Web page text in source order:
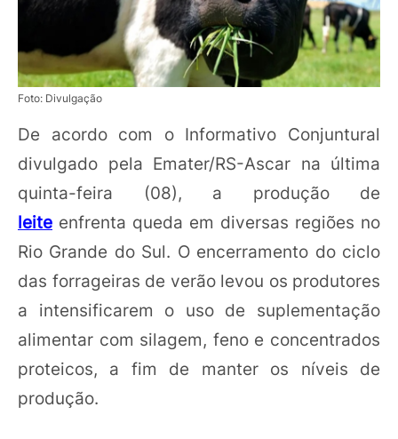
Foto: Divulgação
De acordo com o Informativo Conjuntural
divulgado pela Emater/RS-Ascar na última
quinta-feira (08), a produção de
leite enfrenta queda em diversas regiões no
Rio Grande do Sul. O encerramento do ciclo
das forrageiras de verão levou os produtores
a intensificarem o uso de suplementação
alimentar com silagem, feno e concentrados
proteicos, a fim de manter os níveis de
produção.